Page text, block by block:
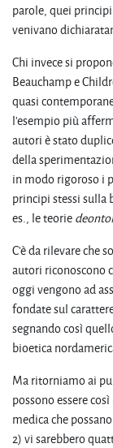
parole, quei
venivano
Chi invece si
Beauchamp e
quasi
l'esempio più
autori è stato
della
in modo rigoroso i
principi stessi sulla
es., le teorie
C'è da rilevare che
autori riconoscono
oggi vengono ad
fondate sul
segnando così
bioetica
Ma ritorniamo ai
possono essere
medica che
2) vi sarebbero